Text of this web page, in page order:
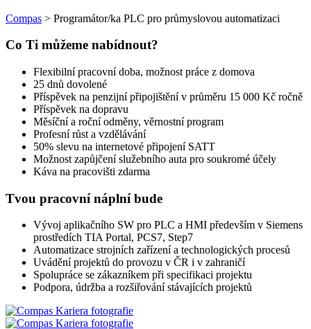
Compas > Programátor/ka PLC pro průmyslovou automatizaci
Co Ti můžeme nabídnout?
Flexibilní pracovní doba, možnost práce z domova
25 dnů dovolené
Příspěvek na penzijní připojištění v průměru 15 000 Kč ročně
Příspěvek na dopravu
Měsíční a roční odměny, věrnostní program
Profesní růst a vzdělávání
50% slevu na internetové připojení SATT
Možnost zapůjčení služebního auta pro soukromé účely
Káva na pracovišti zdarma
Tvou pracovní náplní bude
Vývoj aplikačního SW pro PLC a HMI především v Siemens
prostředích TIA Portal, PCS7, Step7
Automatizace strojních zařízení a technologických procesů
Uvádění projektů do provozu v ČR i v zahraničí
Spolupráce se zákazníkem při specifikaci projektu
Podpora, údržba a rozšiřování stávajících projektů